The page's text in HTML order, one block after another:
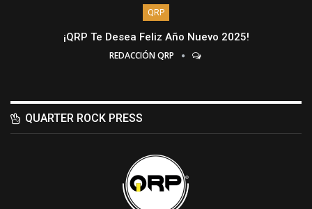
QRP
¡QRP Te Desea Feliz Año Nuevo 2025!
REDACCIÓN QRP
QUARTER ROCK PRESS